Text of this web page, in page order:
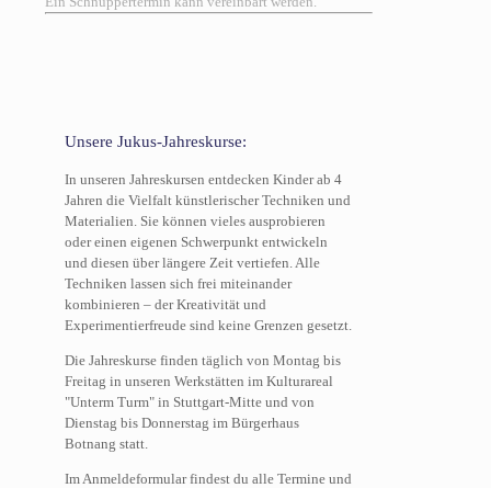
Unsere Jukus-Jahreskurse:
In unseren Jahreskursen entdecken Kinder ab 4
Jahren die Vielfalt künstlerischer Techniken und
Materialien. Sie können vieles ausprobieren
oder einen eigenen Schwerpunkt entwickeln
und diesen über längere Zeit vertiefen. Alle
Techniken lassen sich frei miteinander
kombinieren – der Kreativität und
Experimentierfreude sind keine Grenzen gesetzt.
Die Jahreskurse finden täglich von Montag bis
Freitag in unseren Werkstätten im Kulturareal
"Unterm Turm" in Stuttgart-Mitte und von
Dienstag bis Donnerstag im Bürgerhaus
Botnang statt.
Im Anmeldeformular findest du alle Termine und